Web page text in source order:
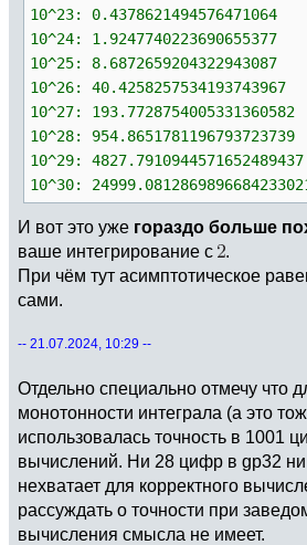
10^23: 0.4378621494576471064
10^24: 1.9247740223690655377
10^25: 8.6872659204322943087
10^26: 40.4258257534193743967
10^27: 193.7728754005331360582
10^28: 954.8651781196793723739
10^29: 4827.7910944571652489437
10^30:
И вот это уже гораздо больше
ваше интегрирование с
.
При чём тут асимптотическое
сами.
-- 21.07.2024, 10:29 --
Отдельно специально отмечу что
монотонности интеграла (а это
использовалась точность в 1001
вычислений. Ни 28 цифр в gp32
нехватает для корректного
рассуждать о точности при
вычисления смысла не имеет.